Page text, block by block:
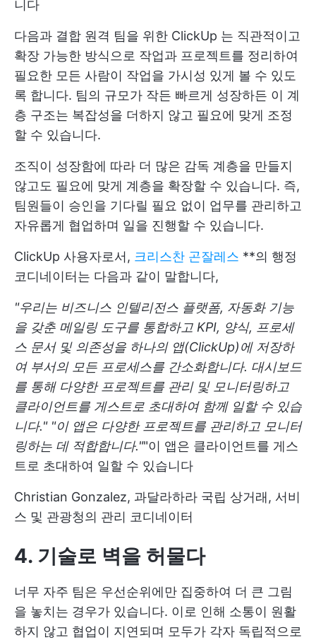
니다
다음과 결합 원격 팀을 위한 ClickUp 는 직관적이고
확장 가능한 방식으로 작업과 프로젝트를 정리하여
필요한 모든 사람이 작업을 가시성 있게 볼 수 있도
록 합니다. 팀의 규모가 작든 빠르게 성장하든 이 계
층 구조는 복잡성을 더하지 않고 필요에 맞게 조정
할 수 있습니다.
조직이 성장함에 따라 더 많은 감독 계층을 만들지
않고도 필요에 맞게 계층을 확장할 수 있습니다. 즉,
팀원들이 승인을 기다릴 필요 없이 업무를 관리하고
자유롭게 협업하며 일을 진행할 수 있습니다.
ClickUp 사용자로서, 크리스찬 곤잘레스 **의 행정
코디네이터는 다음과 같이 말합니다,
"우리는 비즈니스 인텔리전스 플랫폼, 자동화 기능
을 갖춘 메일링 도구를 통합하고 KPI, 양식, 프로세
스 문서 및 의존성을 하나의 앱(ClickUp)에 저장하
여 부서의 모든 프로세스를 간소화합니다. 대시보드
를 통해 다양한 프로젝트를 관리 및 모니터링하고
클라이언트를 게스트로 초대하여 함께 일할 수 있습
니다." "이 앱은 다양한 프로젝트를 관리하고 모니터
링하는 데 적합합니다.""이 앱은 클라이언트를 게스
트로 초대하여 일할 수 있습니다
Christian Gonzalez, 과달라하라 국립 상거래, 서비
스 및 관광청의 관리 코디네이터
4. 기술로 벽을 허물다
너무 자주 팀은 우선순위에만 집중하여 더 큰 그림
을 놓치는 경우가 있습니다. 이로 인해 소통이 원활
하지 않고 협업이 지연되며 모두가 각자 독립적으로